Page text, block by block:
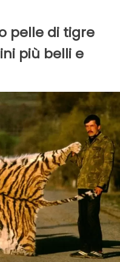
pelle di tigre
più belli e